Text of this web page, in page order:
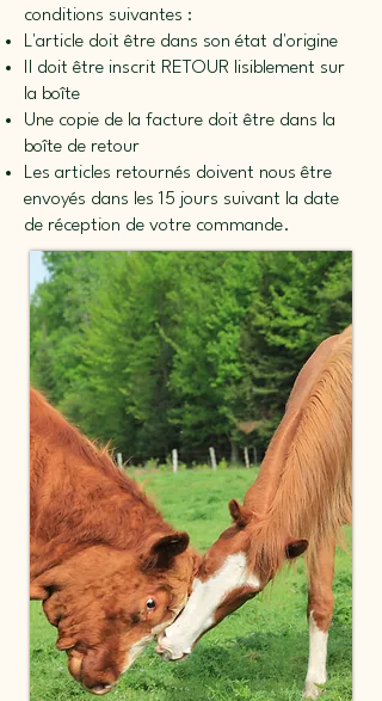
conditions suivantes :
L'article doit être dans son état d'origine
Il doit être inscrit RETOUR lisiblement sur
la boîte
Une copie de la facture doit être dans la
boîte de retour
Les articles retournés doivent nous être
envoyés dans les 15 jours suivant la date
de réception de votre commande.